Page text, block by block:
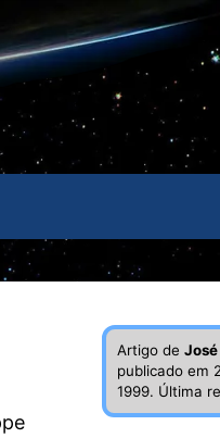
Artigo de José
publicado em
1999. Última